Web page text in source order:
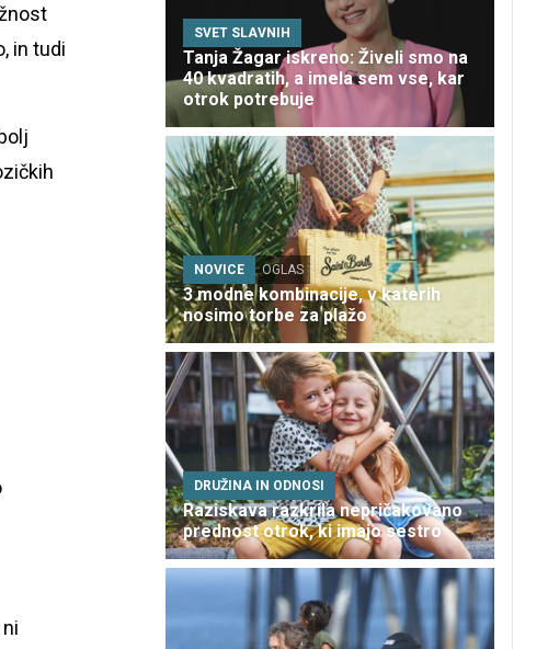
in tudi
SVET SLAVNIH
Tanja Žagar iskreno: Živeli smo na
40 kvadratih, a imela sem vse, kar
otrok potrebuje
NOVICE OGLAS
3 modne kombinacije, v katerih
nosimo torbe za plažo
DRUŽINA IN ODNOSI
Raziskava razkrila nepričakovano
prednost otrok, ki imajo sestro